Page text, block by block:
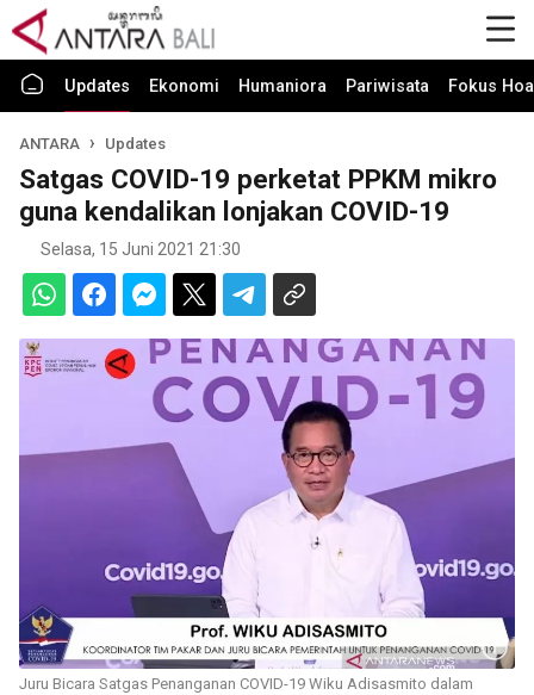
Updates Ekonomi Humaniora Pariwisata Fokus
ANTARA Updates
Satgas COVID-19 perketat PPKM mikro
guna kendalikan lonjakan COVID-19
Selasa, 15 Juni 2021 21:30
Juru Bicara Satgas Penanganan COVID-19 Wiku Adisasmito dalam